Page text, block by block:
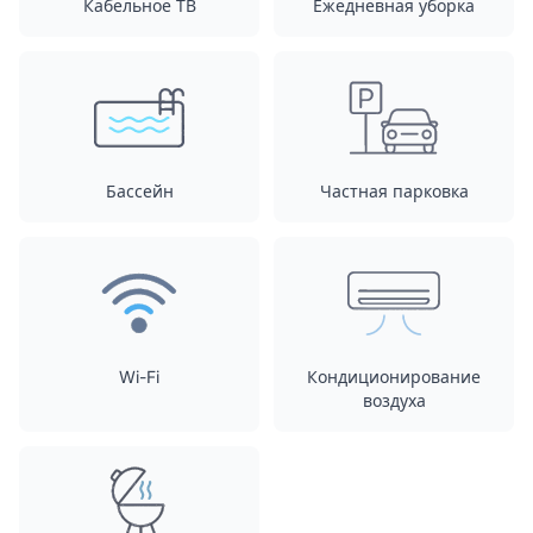
Кабельное ТВ Ежедневная уборка
Бассейн Частная парковка
Wi-Fi
Кондиционирование
воздуха